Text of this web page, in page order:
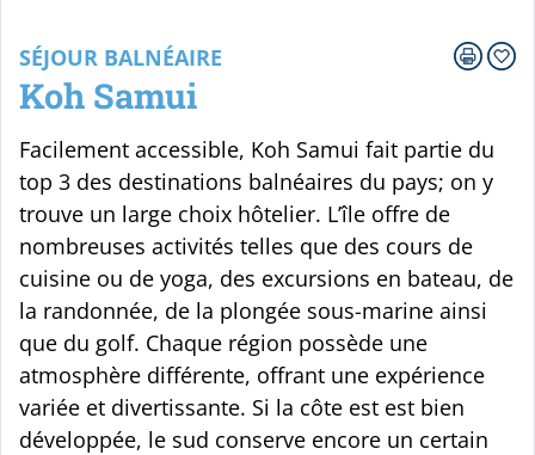
SÉJOUR BALNÉAIRE
Koh Samui
Facilement accessible, Koh Samui fait partie du
top 3 des destinations balnéaires du pays; on y
trouve un large choix hôtelier. L’île offre de
nombreuses activités telles que des cours de
cuisine ou de yoga, des excursions en bateau, de
la randonnée, de la plongée sous-marine ainsi
que du golf. Chaque région possède une
atmosphère différente, offrant une expérience
variée et divertissante. Si la côte est est bien
développée, le sud conserve encore un certain